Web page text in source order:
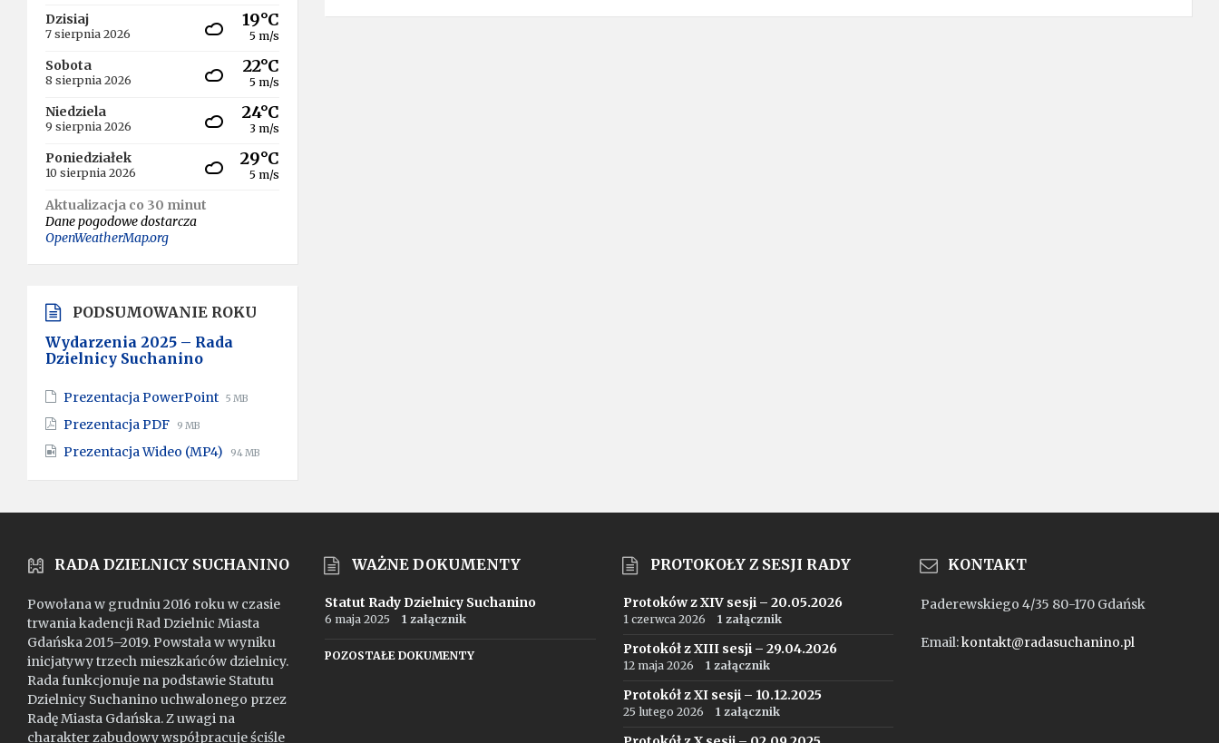
Dzisiaj
7 sierpnia 2026
19°C
5 m/s
Sobota
8 sierpnia 2026
22°C
5 m/s
Niedziela
9 sierpnia 2026
24°C
3 m/s
Poniedziałek
10 sierpnia 2026
29°C
5 m/s
Aktualizacja co 30 minut
Dane pogodowe dostarcza
OpenWeatherMap.org
PODSUMOWANIE ROKU
Wydarzenia 2025 – Rada
Dzielnicy Suchanino
Prezentacja PowerPoint File
File
5 MB
Prezentacja PDF File
pdf
File
9 MB
Prezentacja Wideo (MP4) File
mp4
File
94 MB
RADA DZIELNICY SUCHANINO
Powołana w grudniu 2016 roku w czasie
trwania kadencji Rad Dzielnic Miasta
Gdańska 2015–2019. Powstała w wyniku
inicjatywy trzech mieszkańców dzielnicy.
Rada funkcjonuje na podstawie Statutu
Dzielnicy Suchanino uchwalonego przez
Radę Miasta Gdańska. Z uwagi na
charakter zabudowy współpracuje ściśle
WAŻNE DOKUMENTY
Statut Rady Dzielnicy Suchanino
6 maja 2025 1 załącznik
POZOSTAŁE DOKUMENTY
PROTOKOŁY Z SESJI RADY
Protoków z XIV sesji – 20.05.2026
1 czerwca 2026 1 załącznik
Protokół z XIII sesji – 29.04.2026
12 maja 2026 1 załącznik
Protokół z XI sesji – 10.12.2025
25 lutego 2026 1 załącznik
KONTAKT
Paderewskiego 4/35 80-170 Gdańsk
Email:kontakt@radasuchanino.pl